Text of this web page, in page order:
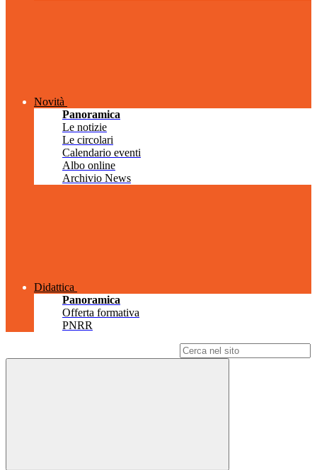
Novità
Panoramica
Le notizie
Le circolari
Calendario eventi
Albo online
Archivio News
Didattica
Panoramica
Offerta formativa
PNRR